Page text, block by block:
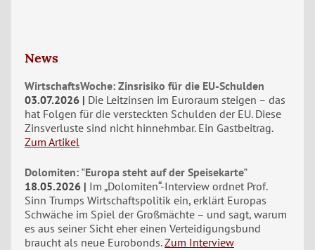
News
WirtschaftsWoche: Zinsrisiko für die EU-Schulden
03.07.2026
Die Leitzinsen im Euroraum steigen – das
hat Folgen für die versteckten Schulden der EU. Diese
Zinsverluste sind nicht hinnehmbar. Ein Gastbeitrag.
Zum Artikel
Dolomiten: "Europa steht auf der Speisekarte"
18.05.2026
Im „Dolomiten“-Interview ordnet Prof.
Sinn Trumps Wirtschaftspolitik ein, erklärt Europas
Schwäche im Spiel der Großmächte – und sagt, warum
es aus seiner Sicht eher einen Verteidigungsbund
braucht als neue Eurobonds. Zum Interview